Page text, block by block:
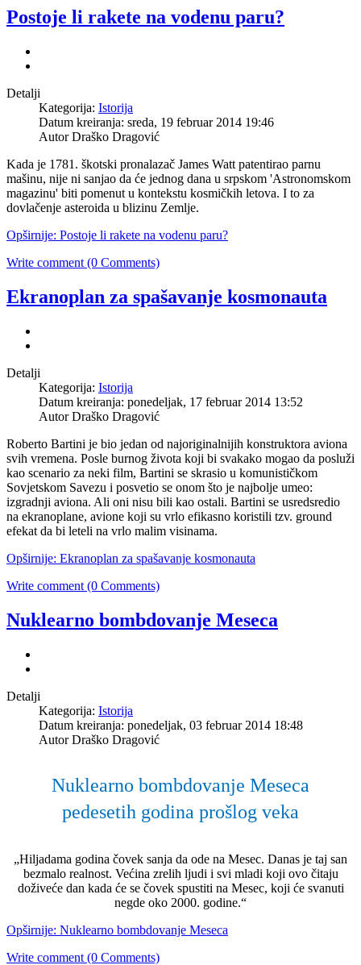
Postoje li rakete na vodenu paru?
Detalji
Kategorija: Istorija
Datum kreiranja: sreda, 19 februar 2014 19:46
Autor Draško Dragović
Kada je 1781. škotski pronalazač James Watt patentirao parnu
mašinu, nije ni sanjao da će jednog dana u srpskom 'Astronomskom
magazinu' biti pomenut u kontekstu kosmičkih letova. I to za
dovlačenje asteroida u blizinu Zemlje.
Opširnije: Postoje li rakete na vodenu paru?
Write comment (0 Comments)
Ekranoplan za spašavanje kosmonauta
Detalji
Kategorija: Istorija
Datum kreiranja: ponedeljak, 17 februar 2014 13:52
Autor Draško Dragović
Roberto Bartini je bio jedan od najoriginalnijih konstruktora aviona
svih vremena. Posle burnog života koji bi svakako mogao da posluži
kao scenario za neki film, Bartini se skrasio u komunističkom
Sovjetskom Savezu i posvetio se onom što je najbolje umeo:
izgradnji aviona. Ali oni nisu bili kao ostali. Bartini se usredsredio
na ekranoplane, avione koji su vrlo efikasno koristili tzv. ground
efekat da bi leteli na vrlo malim visinama.
Opširnije: Ekranoplan za spašavanje kosmonauta
Write comment (0 Comments)
Nuklearno bombdovanje Meseca
Detalji
Kategorija: Istorija
Datum kreiranja: ponedeljak, 03 februar 2014 18:48
Autor Draško Dragović
Nuklearno bombdovanje Meseca
pedesetih godina prošlog veka
„Hiljadama godina čovek sanja da ode na Mesec. Danas je taj san
bezmalo realnost. Većina zrelih ljudi i svi mladi koji ovo čitaju
doživeće dan kada će se čovek spustiti na Mesec, koji će svanuti
negde oko 2000. godine.“
Opširnije: Nuklearno bombdovanje Meseca
Write comment (0 Comments)